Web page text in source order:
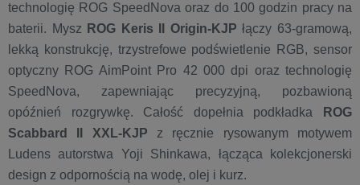
technologię ROG SpeedNova oraz do 100 godzin pracy na
baterii. Mysz ROG Keris II Origin-KJP łączy 63-gramową,
lekką konstrukcję, trzystrefowe podświetlenie RGB, sensor
optyczny ROG AimPoint Pro 42 000 dpi oraz technologię
SpeedNova, zapewniając precyzyjną, pozbawioną
opóźnień rozgrywkę. Całość dopełnia podkładka
ROG
Scabbard II XXL-KJP z ręcznie rysowanym motywem
Ludens autorstwa Yoji Shinkawa, łącząca kolekcjonerski
design z odpornością na wodę, olej i kurz.